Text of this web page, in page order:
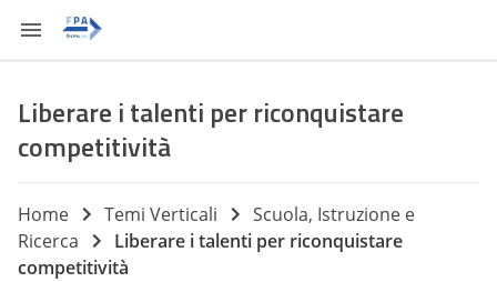
Liberare i talenti per riconquistare
competitività
Home Temi Verticali
Scuola, Istruzione e
Ricerca
Liberare i talenti per riconquistare
competitività